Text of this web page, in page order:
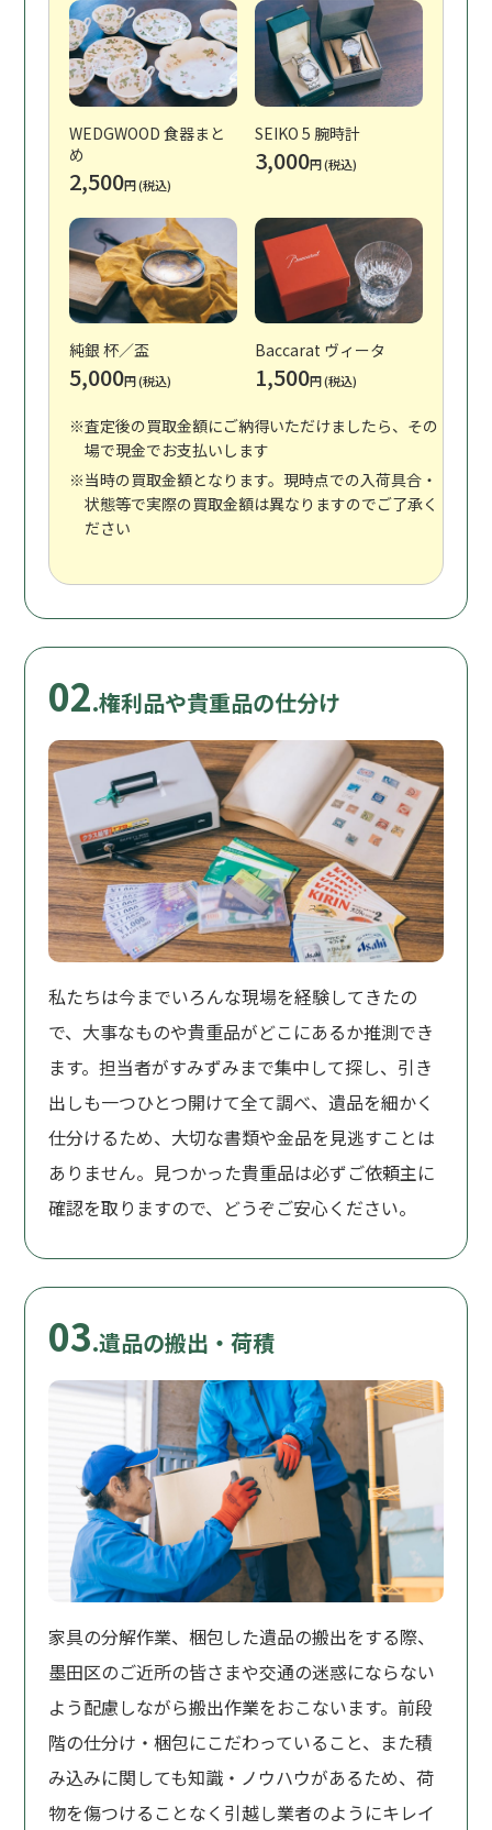
WEDGWOOD 食器まと
め
2,500円 (税込)
SEIKO 5 腕時計
3,000円 (税込)
純銀 杯／盃
5,000円 (税込)
Baccarat ヴィータ
1,500円 (税込)
※査定後の買取金額にご納得いただけましたら、その
場で現金でお支払いします
※当時の買取金額となります。現時点での入荷具合・
状態等で実際の買取金額は異なりますのでご了承く
ださい
02.権利品や貴重品の仕分け
私たちは今までいろんな現場を経験してきたの
で、大事なものや貴重品がどこにあるか推測でき
ます。担当者がすみずみまで集中して探し、引き
出しも一つひとつ開けて全て調べ、遺品を細かく
仕分けるため、大切な書類や金品を見逃すことは
ありません。見つかった貴重品は必ずご依頼主に
確認を取りますので、どうぞご安心ください。
03.遺品の搬出・荷積
家具の分解作業、梱包した遺品の搬出をする際、
墨田区のご近所の皆さまや交通の迷惑にならない
よう配慮しながら搬出作業をおこないます。前段
階の仕分け・梱包にこだわっていること、また積
み込みに関しても知識・ノウハウがあるため、荷
物を傷つけることなく引越し業者のようにキレイ